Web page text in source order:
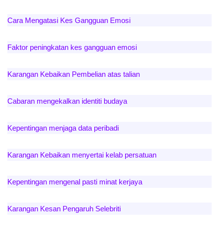
Cara Mengatasi Kes Gangguan Emosi
Faktor peningkatan kes gangguan emosi
Karangan Kebaikan Pembelian atas talian
Cabaran mengekalkan identiti budaya
Kepentingan menjaga data peribadi
Karangan Kebaikan menyertai kelab persatuan
Kepentingan mengenal pasti minat kerjaya
Karangan Kesan Pengaruh Selebriti